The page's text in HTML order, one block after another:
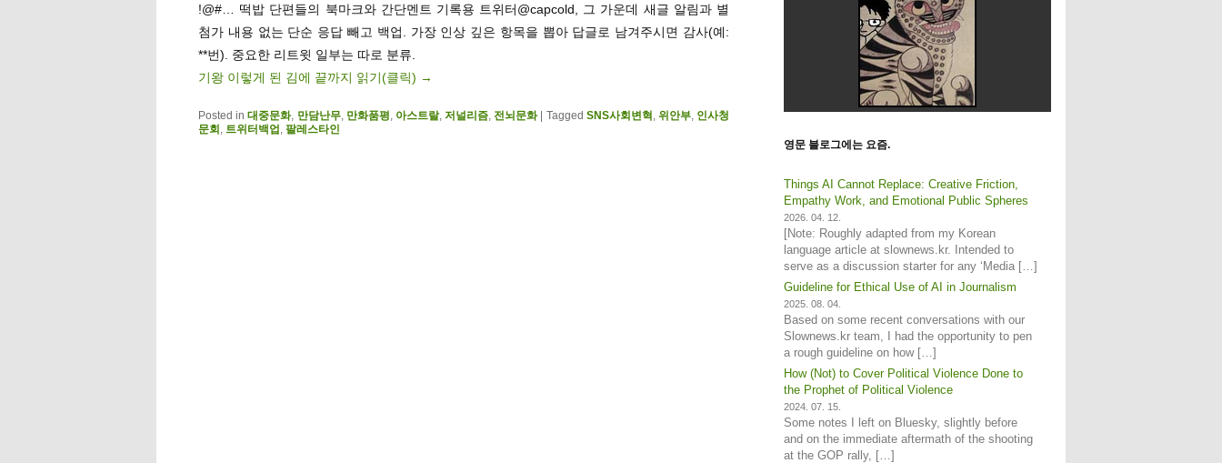
!@#… 떡밥 단편들의 북마크와 간단멘트 기록용 트위터@capcold, 그 가운데 새글 알림과 별
첨가 내용 없는 단순 응답 빼고 백업. 가장 인상 깊은 항목을 뽑아 답글로 남겨주시면 감사(예:
**번). 중요한 리트윗 일부는 따로 분류.
기왕 이렇게 된 김에 끝까지 읽기(클릭) →
Posted in 대중문화, 만담난무, 만화품평, 아스트랄,저널리즘, 전뇌문화 Tagged SNS사회변혁 , 위안부, 인사청
문회 , 트위터백업 , 팔레스타인
영문 블로그에는 요즘.
Things AI Cannot Replace: Creative Friction,
Empathy Work, and Emotional Public Spheres
2026. 04. 12.
[Note: Roughly adapted from my Korean
language article at slownews.kr. Intended to
serve as a discussion starter for any ‘Media […]
Guideline for Ethical Use of AI in Journalism
2025. 08. 04.
Based on some recent conversations with our
Slownews.kr team, I had the opportunity to pen
a rough guideline on how […]
How (Not) to Cover Political Violence Done to
the Prophet of Political Violence
2024. 07. 15.
Some notes I left on Bluesky, slightly before
and on the immediate aftermath of the shooting
at the GOP rally, […]